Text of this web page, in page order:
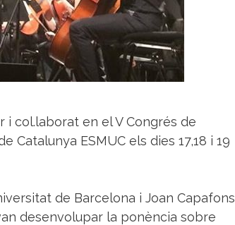
i col.laborat en el V Congrés de
Catalunya ESMUC els dies 17,18 i 19
de Barcelona i Joan Capafons
desenvolupar la ponència sobre